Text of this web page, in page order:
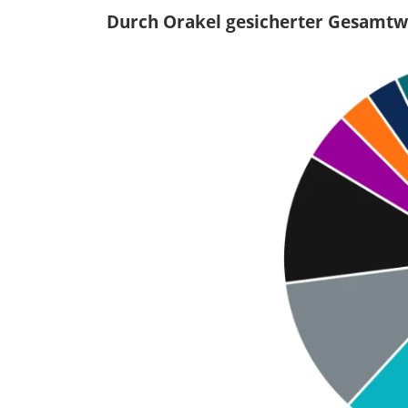
Durch Orakel gesicherter